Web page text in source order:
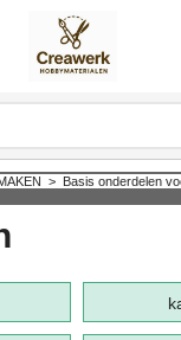
> Basis onderdelen